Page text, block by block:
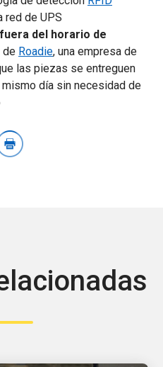
red de UPS
del horario de
de Roadie, una empresa de
las piezas se entreguen
día sin necesidad de